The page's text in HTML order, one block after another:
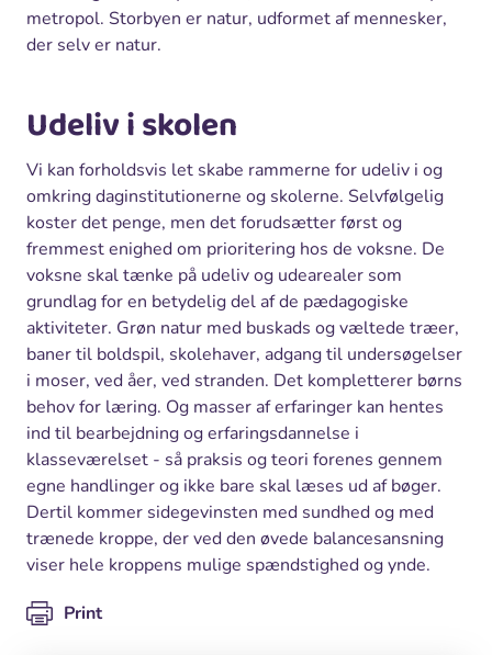
metropol. Storbyen er natur, udformet af mennesker,
der selv er natur.
Udeliv i skolen
Vi kan forholdsvis let skabe rammerne for udeliv i og
omkring daginstitutionerne og skolerne. Selvfølgelig
koster det penge, men det forudsætter først og
fremmest enighed om prioritering hos de voksne. De
voksne skal tænke på udeliv og udearealer som
grundlag for en betydelig del af de pædagogiske
aktiviteter. Grøn natur med buskads og væltede træer,
baner til boldspil, skolehaver, adgang til undersøgelser
i moser, ved åer, ved stranden. Det kompletterer børns
behov for læring. Og masser af erfaringer kan hentes
ind til bearbejdning og erfaringsdannelse i
klasseværelset - så praksis og teori forenes gennem
egne handlinger og ikke bare skal læses ud af bøger.
Dertil kommer sidegevinsten med sundhed og med
trænede kroppe, der ved den øvede balancesansning
viser hele kroppens mulige spændstighed og ynde.
Print